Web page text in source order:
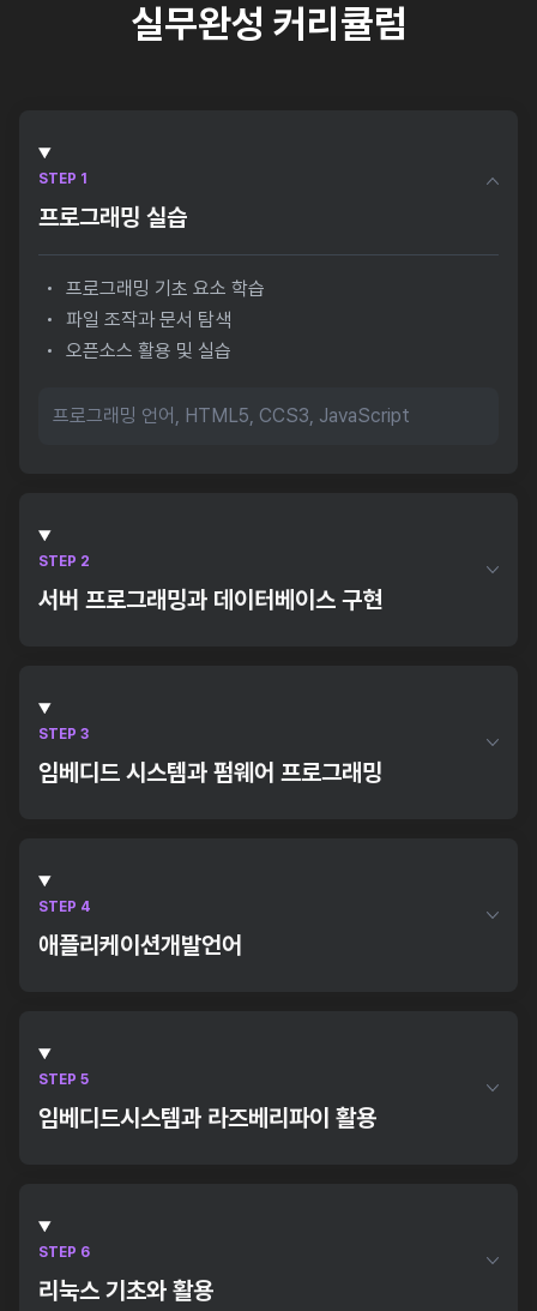
실무완성 커리큘럼
STEP 1
프로그래밍 실습
프로그래밍 기초 요소 학습
파일 조작과 문서 탐색
오픈소스 활용 및 실습
프로그래밍 언어, HTML5, CCS3, JavaScript
STEP 2
서버 프로그래밍과 데이터베이스 구현
서버와 데이터베이스 실습, SQL, JQuery
STEP 3
임베디드 시스템과 펌웨어 프로그래밍
아두이노, 센서 IF 신호처리, MCU 프로그래밍 실습,
STEP 4
애플리케이션개발언어
자료구조 파악, 알고리즘 파악 및 실습, HTML5, CCS3,
JavaScript
STEP 5
임베디드시스템과 라즈베리파이 활용
라즈베리파이, USB Web 카메라 영상처리 제어 프로그램
STEP 6
리눅스 기초와 활용